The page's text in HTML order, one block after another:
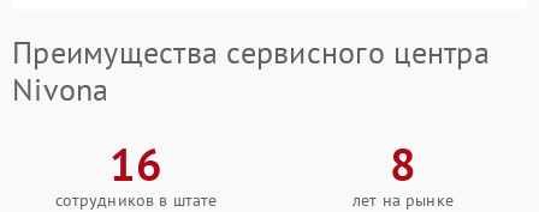
Преимущества сервисного центра
Nivona
16
сотрудников в штате
8
лет на рынке